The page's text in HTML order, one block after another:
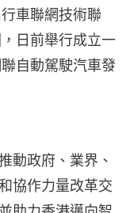
車聯網技術聯
日前舉行成立一
自動駕駛汽車發
動政府、業界、
協作力量改革交